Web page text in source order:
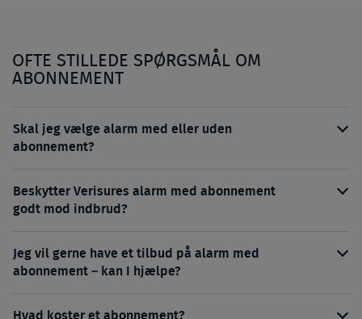
OFTE STILLEDE SPØRGSMÅL OM
ABONNEMENT
Skal jeg vælge alarm med eller uden
abonnement?
Beskytter Verisures alarm med abonnement
godt mod indbrud?
Jeg vil gerne have et tilbud på alarm med
abonnement – kan I hjælpe?
Hvad koster et abonnement?